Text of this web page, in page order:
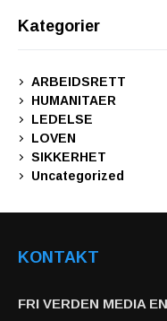
Kategorier
ARBEIDSRETT
HUMANITAER
LEDELSE
LOVEN
SIKKERHET
Uncategorized
KONTAKT
FRI VERDEN MEDIA